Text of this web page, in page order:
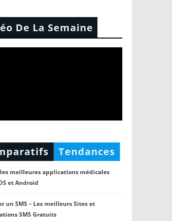
De La Semaine
Tendances
meilleures applications médicales
et Android
un SMS – Les meilleurs Sites et
SMS Gratuits